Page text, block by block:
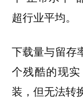
超行业平均。
下载量与留存
个残酷的现
装，但无法转